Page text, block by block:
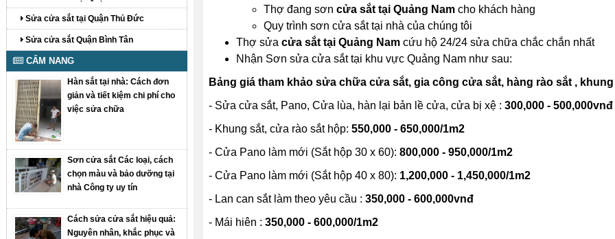
Thợ đang sơn cửa sắt tại Quảng Namcho khách hàng
Quy trình sơn cửa sắt tại nhà của chúng tôi
Thợ sửa cửa sắt tại Quảng Namcứu hộ 24/24 sửa chữa chắc chắn nhất
Nhận Sơn sửa cửa sắt tại khu vực Quảng Nam như sau:
Bảng giá tham khảo sửa chữa cửa sắt, gia công cửa sắt, hàng rào sắt , khung
- Sửa cửa sắt, Pano, Cửa lùa, hàn lại bản lề cửa, cửa bị xệ : 300,000 - 500,000vnđ
- Khung sắt, cửa rào sắt hộp: 550,000 - 650,000/1m2
- Cửa Pano làm mới (Sắt hộp 30 x 60): 800,000 - 950,000/1m2
- Cửa Pano làm mới (Sắt hộp 40 x 80): 1,200,000 - 1,450,000/1m2
- Lan can sắt làm theo yêu cầu : 350,000 - 600,000vnđ
- Mái hiên : 350,000 - 600,000/1m2
Sửa cửa sắt tại Quận Thủ Đức
Sửa cửa sắt Quận Bình Tân
CẨM NANG
Hàn sắt tại nhà: Cách đơn
giản và tiết kiệm chi phí cho
việc sửa chữa
Sơn cửa sắt Các loại, cách
chọn màu và bảo dưỡng tại
nhà Công ty uy tín
Cách sửa cửa sắt hiệu quả:
Nguyên nhân, khắc phục và